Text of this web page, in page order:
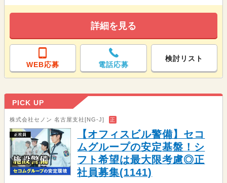
詳細を見る
WEB応募 電話応募
検討リスト
PICK UP
株式会社セノン 名古屋支社[NG-J] 正
【オフィスビル警備】セコ
ムグループの安定基盤！シ
フト希望は最大限考慮◎正
社員募集(1141)